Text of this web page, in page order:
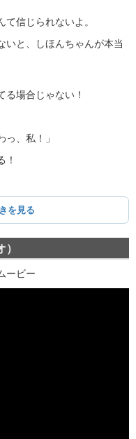
信じられないよ。
いと、しほんちゃんが本当
場合じゃない！
、私！」
！
を見る
ービー